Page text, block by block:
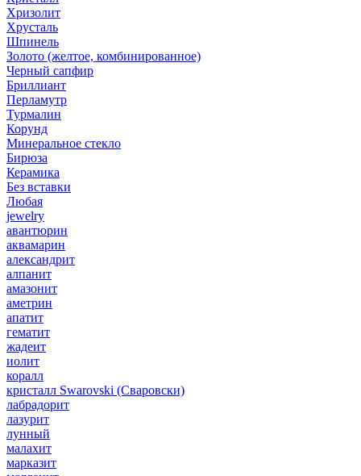
Хризолит
Хрусталь
Шпинель
Золото (желтое, комбинированное)
Черный сапфир
Бриллиант
Перламутр
Турмалин
Корунд
Минеральное стекло
Бирюза
Керамика
Без вставки
Любая
jewelry
авантюрин
аквамарин
александрит
алпанит
амазонит
аметрин
апатит
гематит
жадеит
иолит
коралл
кристалл Swarovski (Сваровски)
лабрадорит
лазурит
лунный
малахит
марказит